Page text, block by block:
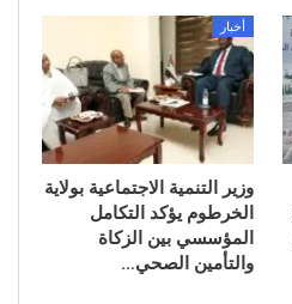
أخبار
وزير التنمية الاجتماعية بولاية
الخرطوم يؤكد التكامل
المؤسسي بين الزكاة
والتأمين الصحي…